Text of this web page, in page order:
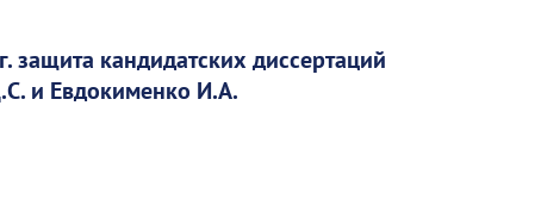
защита кандидатских диссертаций
и Евдокименко И.А.